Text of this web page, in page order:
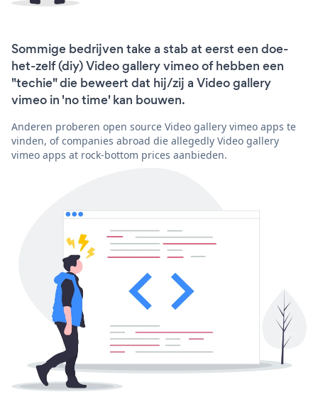
Sommige bedrijven take a stab at eerst een doe-
het-zelf (diy) Video gallery vimeo of hebben een
"techie" die beweert dat hij/zij a Video gallery
vimeo in 'no time' kan bouwen.
Anderen proberen open source Video gallery vimeo apps te
vinden, of companies abroad die allegedly Video gallery
vimeo apps at rock-bottom prices aanbieden.